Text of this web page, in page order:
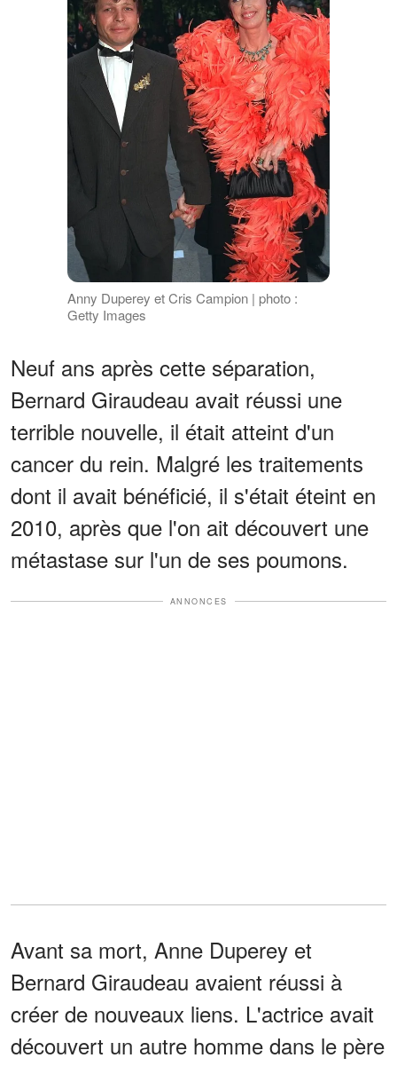
Anny Duperey et Cris Campion | photo :
Getty Images
Neuf ans après cette séparation,
Bernard Giraudeau avait réussi une
terrible nouvelle, il était atteint d'un
cancer du rein. Malgré les traitements
dont il avait bénéficié, il s'était éteint en
2010, après que l'on ait découvert une
métastase sur l'un de ses poumons.
ANNONCES
Avant sa mort, Anne Duperey et
Bernard Giraudeau avaient réussi à
créer de nouveaux liens. L'actrice avait
découvert un autre homme dans le père